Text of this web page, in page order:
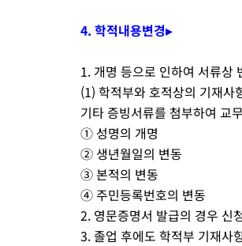
4. 학적내용변경▸
1. 개명 등으로 인하여 서류상
(1) 학적부와 호적상의 기재사
기타 증빙서류를 첨부하여 교
① 성명의 개명
② 생년월일의 변동
③ 본적의 변동
④ 주민등록번호의 변동
2. 영문증명서 발급의 경우 신
3. 졸업 후에도 학적부 기재사